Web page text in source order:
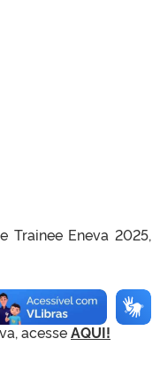
Trainee Eneva 2025,
acesseAQUI!